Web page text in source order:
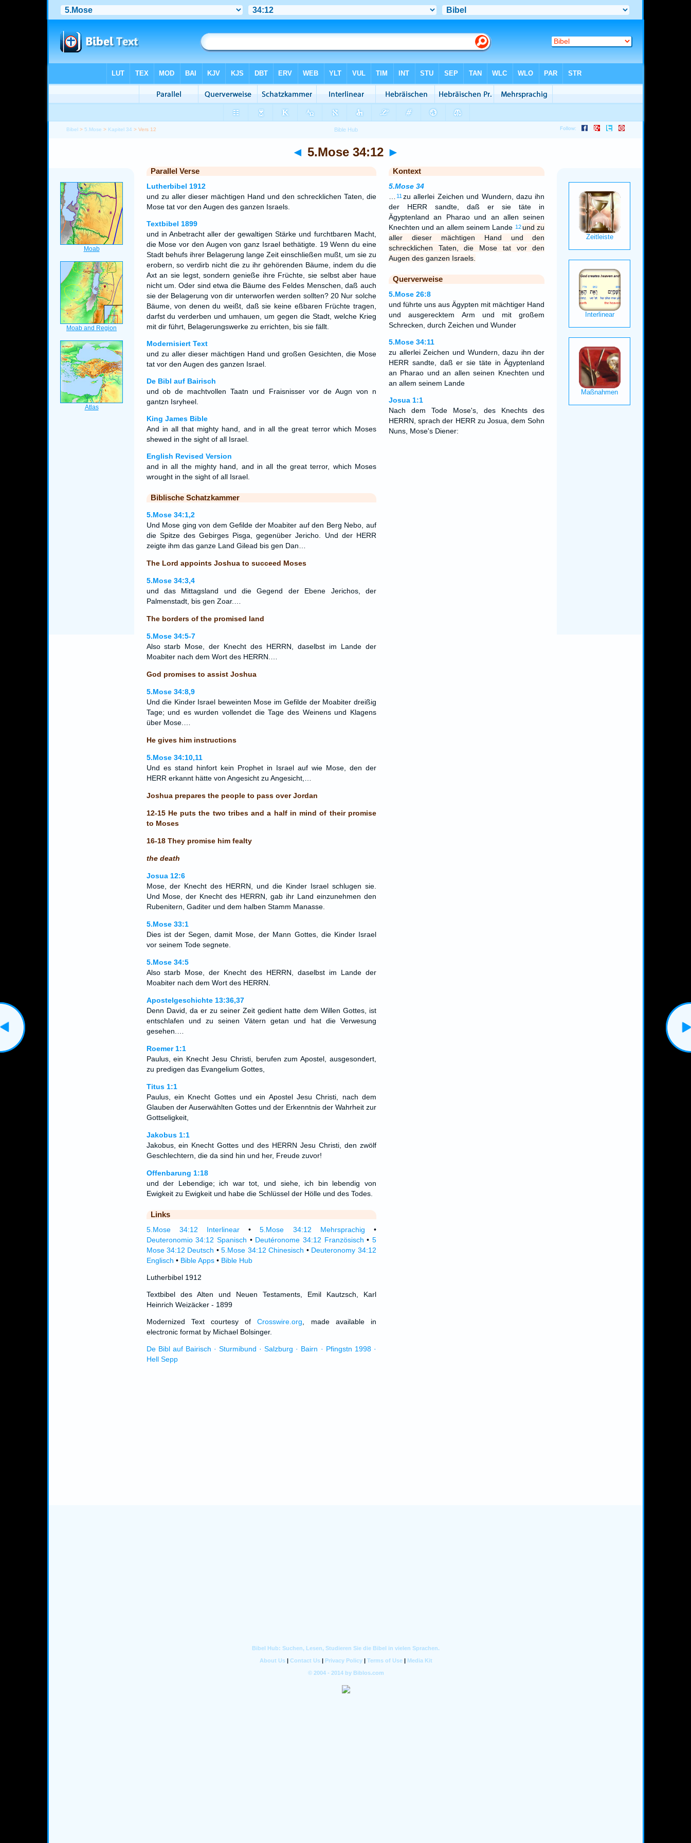
Bibel >5.Mose > Kapitel 34 > Vers 12
◄ 5.Mose 34:12 ►
Parallel Verse
Lutherbibel 1912
und zu aller dieser mächtigen Hand und den schrecklichen Taten, die
Mose tat vor den Augen des ganzen Israels.
Textbibel 1899
und in Anbetracht aller der gewaltigen Stärke und furchtbaren Macht,
die Mose vor den Augen von ganz Israel bethätigte. 19 Wenn du eine
Stadt behufs ihrer Belagerung lange Zeit einschließen mußt, um sie zu
erobern, so verdirb nicht die zu ihr gehörenden Bäume, indem du die
Axt an sie legst, sondern genieße ihre Früchte, sie selbst aber haue
nicht um. Oder sind etwa die Bäume des Feldes Menschen, daß auch
sie der Belagerung von dir unterworfen werden sollten? 20 Nur solche
Bäume, von denen du weißt, daß sie keine eßbaren Früchte tragen,
darfst du verderben und umhauen, um gegen die Stadt, welche Krieg
mit dir führt, Belagerungswerke zu errichten, bis sie fällt.
Modernisiert Text
und zu aller dieser mächtigen Hand und großen Gesichten, die Mose
tat vor den Augen des ganzen Israel.
De Bibl auf Bairisch
und ob de machtvollen Taatn und Fraisnisser vor de Augn von n
gantzn Isryheel.
King James Bible
And in all that mighty hand, and in all the great terror which Moses
shewed in the sight of all Israel.
English Revised Version
and in all the mighty hand, and in all the great terror, which Moses
wrought in the sight of all Israel.
Biblische Schatzkammer
5.Mose 34:1,2
Und Mose ging von dem Gefilde der Moabiter auf den Berg Nebo, auf
die Spitze des Gebirges Pisga, gegenüber Jericho. Und der HERR
zeigte ihm das ganze Land Gilead bis gen Dan…
The Lord appoints Joshua to succeed Moses
5.Mose 34:3,4
und das Mittagsland und die Gegend der Ebene Jerichos, der
Palmenstadt, bis gen Zoar.…
The borders of the promised land
5.Mose 34:5-7
Also starb Mose, der Knecht des HERRN, daselbst im Lande der
Moabiter nach dem Wort des HERRN.…
God promises to assist Joshua
5.Mose 34:8,9
Und die Kinder Israel beweinten Mose im Gefilde der Moabiter dreißig
Tage; und es wurden vollendet die Tage des Weinens und Klagens
über Mose.…
He gives him instructions
5.Mose 34:10,11
Und es stand hinfort kein Prophet in Israel auf wie Mose, den der
HERR erkannt hätte von Angesicht zu Angesicht,…
Joshua prepares the people to pass over Jordan
12-15 He puts the two tribes and a half in mind of their promise
to Moses
16-18 They promise him fealty
the death
Josua 12:6
Mose, der Knecht des HERRN, und die Kinder Israel schlugen sie.
Und Mose, der Knecht des HERRN, gab ihr Land einzunehmen den
Rubenitern, Gaditer und dem halben Stamm Manasse.
5.Mose 33:1
Dies ist der Segen, damit Mose, der Mann Gottes, die Kinder Israel
vor seinem Tode segnete.
5.Mose 34:5
Also starb Mose, der Knecht des HERRN, daselbst im Lande der
Moabiter nach dem Wort des HERRN.
Apostelgeschichte 13:36,37
Denn David, da er zu seiner Zeit gedient hatte dem Willen Gottes, ist
entschlafen und zu seinen Vätern getan und hat die Verwesung
gesehen.…
Roemer 1:1
Paulus, ein Knecht Jesu Christi, berufen zum Apostel, ausgesondert,
zu predigen das Evangelium Gottes,
Titus 1:1
Paulus, ein Knecht Gottes und ein Apostel Jesu Christi, nach dem
Glauben der Auserwählten Gottes und der Erkenntnis der Wahrheit zur
Gottseligkeit,
Jakobus 1:1
Jakobus, ein Knecht Gottes und des HERRN Jesu Christi, den zwölf
Geschlechtern, die da sind hin und her, Freude zuvor!
Offenbarung 1:18
und der Lebendige; ich war tot, und siehe, ich bin lebendig von
Ewigkeit zu Ewigkeit und habe die Schlüssel der Hölle und des Todes.
Links
5.Mose 34:12 Interlinear•5.Mose 34:12 Mehrsprachig •
Deuteronomio 34:12 Spanisch • Deutéronome 34:12 Französisch • 5
Mose 34:12 Deutsch •5.Mose 34:12 Chinesisch • Deuteronomy 34:12
Englisch • Bible Apps• Bible Hub
Lutherbibel 1912
Textbibel des Alten und Neuen Testaments, Emil Kautzsch, Karl
Heinrich Weizäcker - 1899
Modernized Text courtesy ofCrosswire.org , made available in
electronic format by Michael Bolsinger.
De Bibl auf Bairisch · Sturmibund · Salzburg · Bairn · Pfingstn 1998 ·
Hell Sepp
Kontext
5.Mose 34
11 zu allerlei Zeichen und Wundern, dazu ihn
der HERR sandte, daß er sie täte in
Ägyptenland an Pharao und an allen seinen
Knechten und an allem seinem Lande 12und zu
aller dieser mächtigen Hand und den
schrecklichen Taten, die Mose tat vor den
Augen des ganzen Israels.
Querverweise
5.Mose 26:8
und führte uns aus Ägypten mit mächtiger Hand
und ausgerecktem Arm und mit großem
Schrecken, durch Zeichen und Wunder
5.Mose 34:11
zu allerlei Zeichen und Wundern, dazu ihn der
HERR sandte, daß er sie täte in Ägyptenland
an Pharao und an allen seinen Knechten und
an allem seinem Lande
Josua 1:1
Nach dem Tode Mose's, des Knechts des
HERRN, sprach der HERR zu Josua, dem Sohn
Nuns, Mose's Diener: